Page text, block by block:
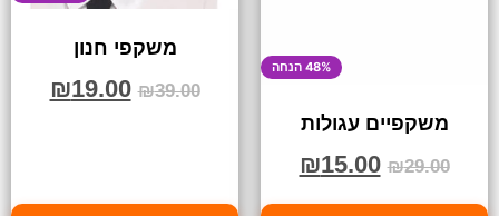
48% הנחה
משקפיים עגולות
₪29.00
₪15.00
משקפי חנון
₪39.00
₪19.00